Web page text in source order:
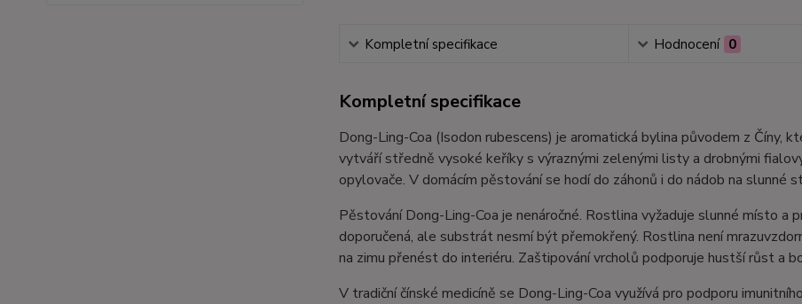
Kompletní specifikace Hodnocení 0
Kompletní specifikace
Dong-Ling-Coa (Isodon rubescens) je aromatická bylina původem z Číny,
vytváří středně vysoké keříky s výraznými zelenými listy a drobnými
opylovače. V domácím pěstování se hodí do záhonů i do nádob na slunné
Pěstování Dong-Ling-Coa je nenáročné. Rostlina vyžaduje slunné místo a
doporučená, ale substrát nesmí být přemokřený. Rostlina není
na zimu přenést do interiéru. Zaštipování vrcholů podporuje hustší růst a
V tradiční čínské medicíně se Dong-Ling-Coa využívá pro podporu